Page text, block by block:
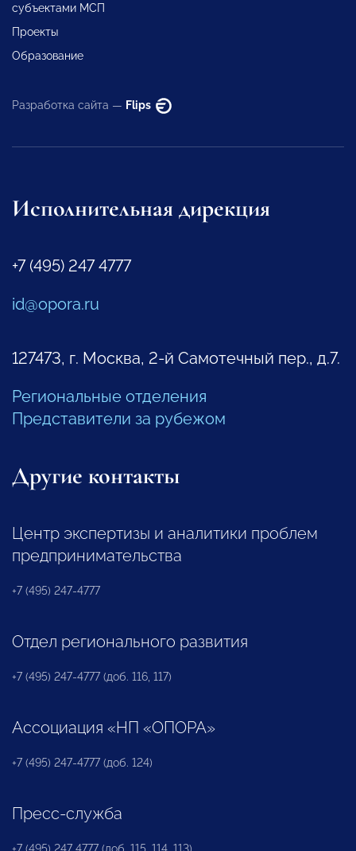
субъектами МСП
Проекты
Образование
Разработка сайта — Flips
Исполнительная дирекция
+7 (495) 247 4777
id@opora.ru
127473, г. Москва, 2-й Самотечный пер., д.7.
Региональные отделения
Представители за рубежом
Другие контакты
Центр экспертизы и аналитики проблем
предпринимательства
+7 (495) 247-4777
Отдел регионального развития
+7 (495) 247-4777 (доб. 116, 117)
Ассоциация «НП «ОПОРА»
+7 (495) 247-4777 (доб. 124)
Пресс-служба